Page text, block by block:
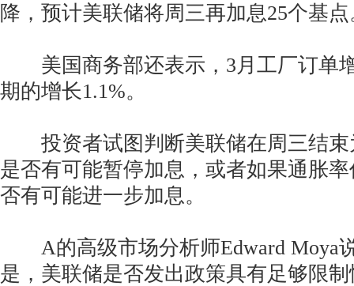
降，预计美联储将周三再加息25个基点
美国商务部还表示，3月工厂订单
期的增长1.1%。
投资者试图判断美联储在周三结束
是否有可能暂停加息，或者如果通胀
否有可能进一步加息。
A的高级市场分析师Edward Moya
是，美联储是否发出政策具有足够限